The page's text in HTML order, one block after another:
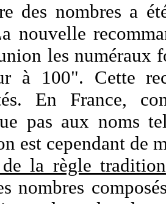
des nombres a
nouvelle
les numéraux
à 100". Cette
En France,
pas aux noms
est cependant de
la règle
nombres